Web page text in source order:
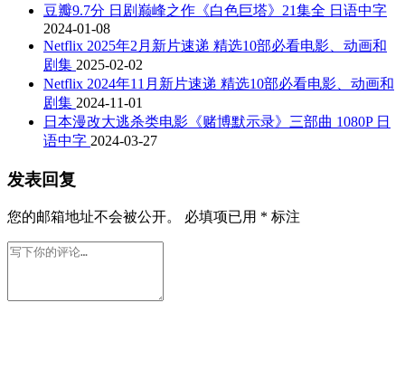
豆瓣9.7分 日剧巅峰之作《白色巨塔》21集全 日语中字
2024-01-08
Netflix 2025年2月新片速递 精选10部必看电影、动画和
剧集 2025-02-02
Netflix 2024年11月新片速递 精选10部必看电影、动画和
剧集 2024-11-01
日本漫改大逃杀类电影《赌博默示录》三部曲 1080P 日
语中字 2024-03-27
发表回复
您的邮箱地址不会被公开。 必填项已用 * 标注